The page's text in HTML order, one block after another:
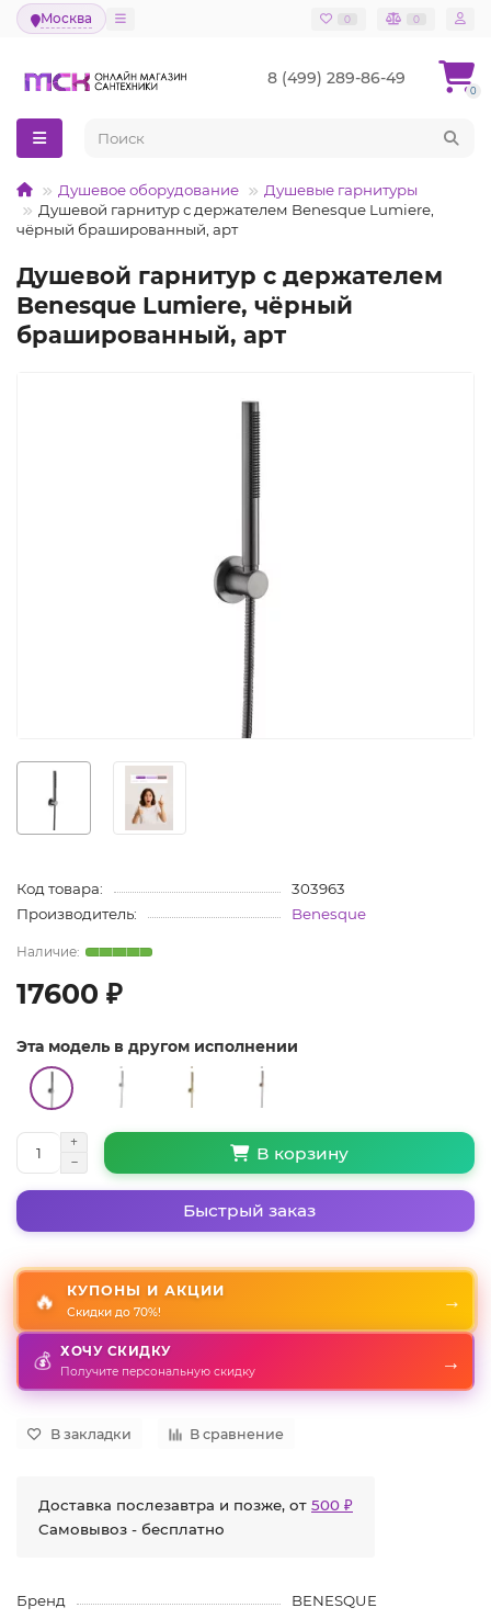
Москва 0 0
8 (499) 289-86-49
0
Душевое оборудование
Душевые гарнитуры
Душевой гарнитур с держателем Benesque Lumiere,
чёрный брашированный, арт
Душевой гарнитур с держателем
Benesque Lumiere, чёрный
брашированный, арт
Код товара:
303963
Производитель:
Benesque
17600 ₽
Эта модель в другом исполнении
В корзину
Быстрый заказ
🔥 КУПОНЫ И АКЦИИ
Скидки до 70%!
→
💰 ХОЧУ СКИДКУ
Получите персональную скидку →
В закладки В сравнение
Доставка послезавтра и позже, от 500 ₽
Самовывоз - бесплатно
Бренд
BENESQUE